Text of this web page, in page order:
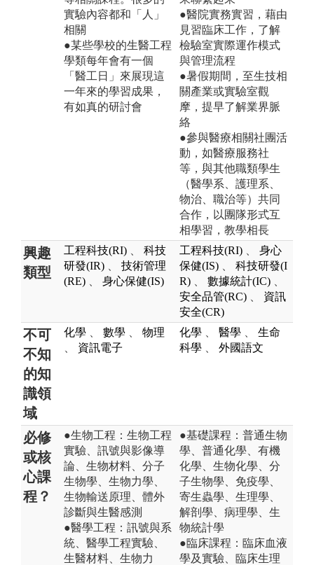
實驗內容都和「人」
相關
●某些學校的生醫工程
學類每年會有一個
「醫工日」來展現這
一年來的學習成果，
有如真的研討會
●醫院實務實習，藉由
見習臨床工作，了解
檢驗室實際運作模式
與管理流程
●暑假期間，至生技相
關產業或實驗室觀
摩，提早了解業界脈
絡
●參與醫療相關社團活
動，如醫療服務社
等，與其他職類學生
（醫學系、護理系、
物治、職治等）共同
合作，以團隊形式互
相學習，教學相長
興趣
類型
工程科技(RI)
科技
研發(IR)
技術管理
(RE)
身心保健(IS)
工程科技(RI)
身心
保健(IS)
科技研發(I
R)
數據統計(IC)
安全品管(RC)
資訊
安全(CR)
不可
不知
的知
識領
域
化學 數學
物理
資訊電子
化學 醫學
生命
科學
外國語文
必修
或核
心課
程？
●生物工程：生物工程
實驗、訊號與影像導
論、生物材料、分子
生物學、生物力學、
生物輸送原理、體外
診斷與生醫感測
●醫學工程：訊號與系
統、醫學工程實驗、
生醫材料、生物力
●基礎課程：普通生物
學、普通化學、有機
化學、生物化學、分
子生物學、免疫學、
寄生蟲學、生理學、
解剖學、病理學、生
物統計學
●臨床課程：臨床血液
學及實驗、臨床生理